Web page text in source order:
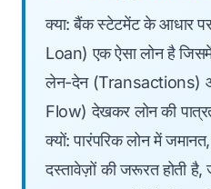
क्या: बैंक स्टेटमेंट के आधार
Loan) एक ऐसा लोन है
लेन-देन (Transactions)
Flow) देखकर लोन की
क्यों: पारंपरिक लोन में
दस्तावेज़ों की जरूरत होती